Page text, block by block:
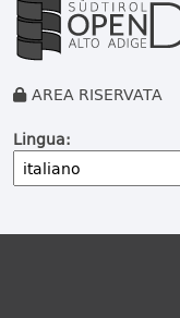
AREA RISERVATA
Lingua